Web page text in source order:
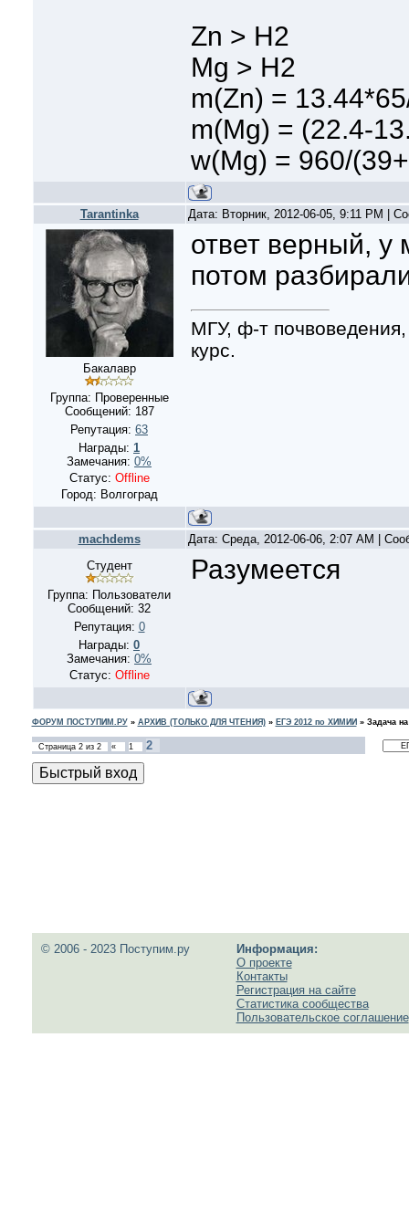
Zn > H2
Mg > H2
m(Zn) =
m(Mg) = (22.4-
w(Mg) = 960/
Tarantinka Дата: Вторник, 2012-06-05, 9:11 PM |
Бакалавр
Группа: Проверенные
Сообщений: 187
Репутация: 63
Награды: 1
Замечания: 0%
Статус: Offline
Город: Волгоград
ответ верный, у
потом
МГУ, ф-т
курс.
machdems
Дата: Среда, 2012-06-06, 2:07 AM |
Студент
Группа: Пользователи
Сообщений: 32
Репутация: 0
Награды: 0
Замечания: 0%
Статус: Offline
Разумеется
ФОРУМ ПОСТУПИМ.РУ» АРХИВ (ТОЛЬКО ДЛЯ ЧТЕНИЯ)» ЕГЭ 2012 по ХИМИИ » Задача
Страница 2из 2 « 1 2
© 2006 - 2023 Поступим.ру
Информация:
О проекте
Контакты
Регистрация на сайте
Статистика сообщества
Пользовательское соглашение